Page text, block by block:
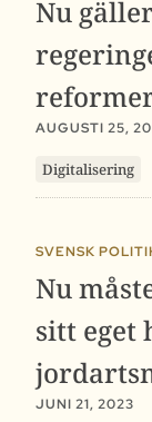
Nu
AUGUSTI 25,
Digitalisering
SVENSK
Nu
sitt eget
JUNI 21, 2023